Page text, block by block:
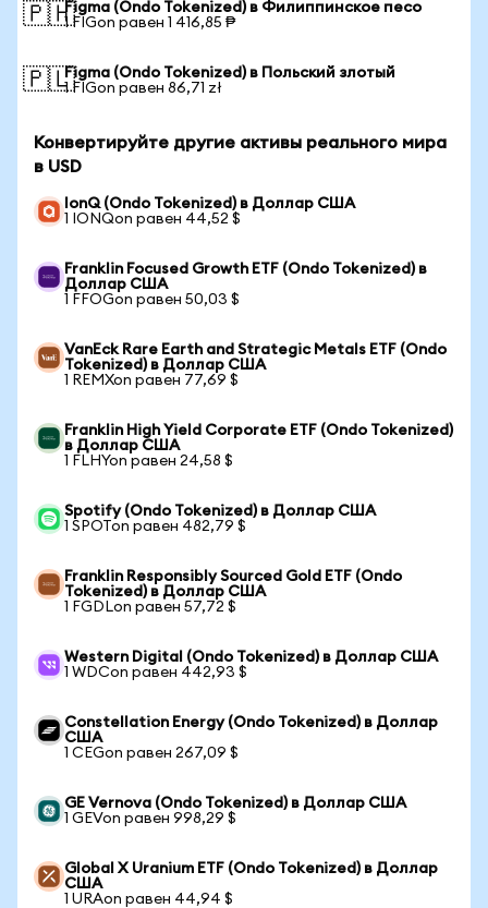
🇵🇭Figma (Ondo Tokenized) в Филиппинское песо
1 FIGon равен 1 416,85 ₱
🇵🇱Figma (Ondo Tokenized) в Польский злотый
1 FIGon равен 86,71 zł
Конвертируйте другие активы реального мира
в USD
IonQ (Ondo Tokenized) в Доллар США
1 IONQon равен 44,52 $
Franklin Focused Growth ETF (Ondo Tokenized) в
Доллар США
1 FFOGon равен 50,03 $
VanEck Rare Earth and Strategic Metals ETF (Ondo
Tokenized) в Доллар США
1 REMXon равен 77,69 $
Franklin High Yield Corporate ETF (Ondo Tokenized)
в Доллар США
1 FLHYon равен 24,58 $
Spotify (Ondo Tokenized) в Доллар США
1 SPOTon равен 482,79 $
Franklin Responsibly Sourced Gold ETF (Ondo
Tokenized) в Доллар США
1 FGDLon равен 57,72 $
Western Digital (Ondo Tokenized) в Доллар США
1 WDCon равен 442,93 $
Constellation Energy (Ondo Tokenized) в Доллар
США
1 CEGon равен 267,09 $
GE Vernova (Ondo Tokenized) в Доллар США
1 GEVon равен 998,29 $
Global X Uranium ETF (Ondo Tokenized) в Доллар
США
1 URAon равен 44,94 $